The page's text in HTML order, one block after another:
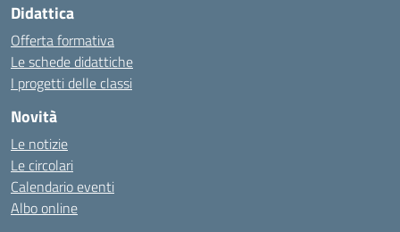
Didattica
Offerta formativa
Le schede didattiche
I progetti delle classi
Novità
Le notizie
Le circolari
Calendario eventi
Albo online